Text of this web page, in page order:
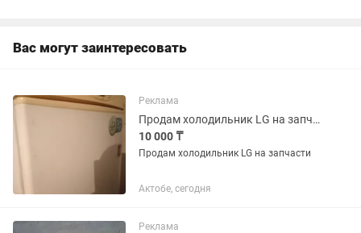
Вас могут заинтересовать
Реклама
Продам холодильник LG на запчасти
10 000 ₸
Продам холодильник LG на запчасти
Актобе, сегодня
Реклама